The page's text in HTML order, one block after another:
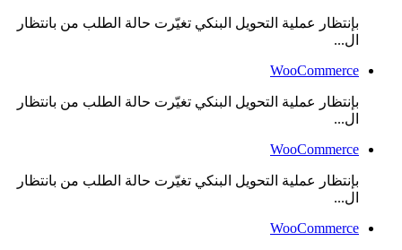
بإنتظار عملية التحويل البنكي تغيّرت حالة الطلب من بانتظار
ال...
WooCommerce
بإنتظار عملية التحويل البنكي تغيّرت حالة الطلب من بانتظار
ال...
WooCommerce
بإنتظار عملية التحويل البنكي تغيّرت حالة الطلب من بانتظار
ال...
WooCommerce